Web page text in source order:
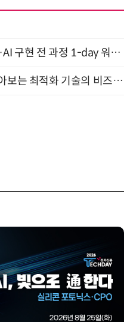
UX 기획·DESIGN.md 설계·AI 구현 전 과정 1-day 워크숍 with Claude Code·Codex 9월 15일 개최
[올쇼TV] Gurobi와 함께 알아보는 최적화 기술의 비즈니스 활용 (8월 20일 생방송)